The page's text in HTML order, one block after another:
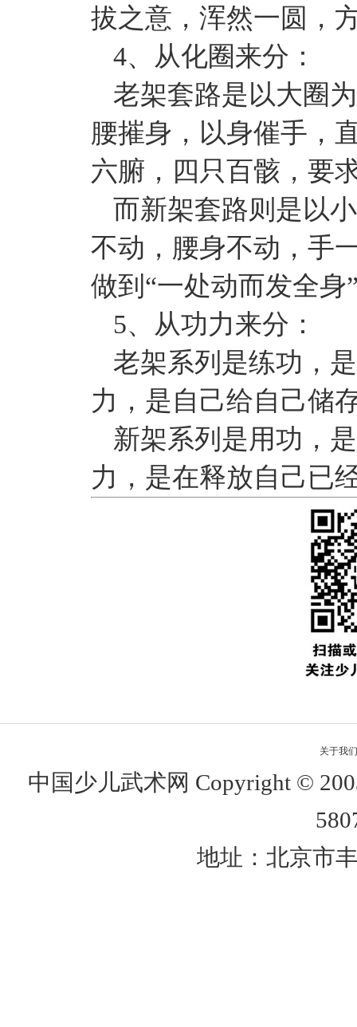
拔之意，浑然一圆，
4、从化圈来分：
老架套路是以大圈
腰摧身，以身催手，
六腑，四只百骸，要
而新架套路则是以
不动，腰身不动，手
做到“一处动而发全身
5、从功力来分：
老架系列是练功，
力，是自己给自己储
新架系列是用功，
力，是在释放自己已
关于我们
中国少儿武术网 Copyright ©
地址：北京市